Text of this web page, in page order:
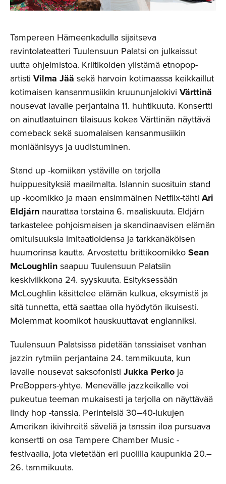
Tampereen Hämeenkadulla sijaitseva
ravintolateatteri Tuulensuun Palatsi on julkaissut
uutta ohjelmistoa. Kriitikoiden ylistämä etnopop-
artisti Vilma Jää sekä harvoin kotimaassa keikkaillut
kotimaisen kansanmusiikin kruununjalokivi Värttinä
nousevat lavalle perjantaina 11. huhtikuuta. Konsertti
on ainutlaatuinen tilaisuus kokea Värttinän näyttävä
comeback sekä suomalaisen kansanmusiikin
moniäänisyys ja uudistuminen.
Stand up -komiikan ystäville on tarjolla
huippuesityksiä maailmalta. Islannin suosituin stand
up -koomikko ja maan ensimmäinen Netflix-tähti Ari
Eldjárn naurattaa torstaina 6. maaliskuuta. Eldjárn
tarkastelee pohjoismaisen ja skandinaavisen elämän
omituisuuksia imitaatioidensa ja tarkkanäköisen
huumorinsa kautta. Arvostettu brittikoomikkoSean
McLoughlinsaapuu Tuulensuun Palatsiin
keskiviikkona 24. syyskuuta. Esityksessään
McLoughlin käsittelee elämän kulkua, eksymistä ja
sitä tunnetta, että saattaa olla hyödytön ikuisesti.
Molemmat koomikot hauskuuttavat englanniksi.
Tuulensuun Palatsissa pidetään tanssiaiset vanhan
jazzin rytmiin perjantaina 24. tammikuuta, kun
lavalle nousevat saksofonisti Jukka Perko ja
PreBoppers-yhtye. Menevälle jazzkeikalle voi
pukeutua teeman mukaisesti ja tarjolla on näyttävää
lindy hop -tanssia. Perinteisiä 30–40-lukujen
Amerikan ikivihreitä säveliä ja tanssin iloa pursuava
konsertti on osa Tampere Chamber Music -
festivaalia, jota vietetään eri puolilla kaupunkia 20.–
26. tammikuuta.